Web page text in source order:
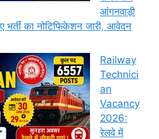
आंगनवाड़ी
भर्ती का नोटिफिकेशन जारी, आवेदन
Railway
Technici
an
Vacancy
2026:
रेलवे में